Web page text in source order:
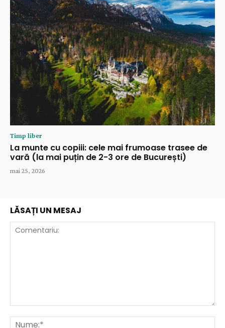
Timp liber
La munte cu copiii: cele mai frumoase trasee de
vară (la mai puțin de 2-3 ore de București)
mai 25, 2026
LĂSAȚI UN MESAJ